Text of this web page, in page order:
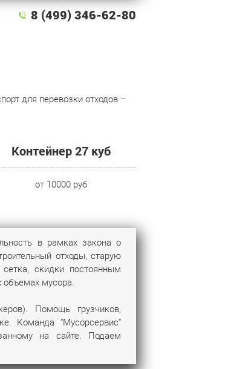
8 (499) 346-62-80
для перевозки отходов –
Контейнер 27 куб
от 10000 руб
в рамках закона о
отходы, старую
скидки постоянным
объемах мусора.
Помощь грузчиков,
Команда "Мусорсервис"
на сайте. Подаем